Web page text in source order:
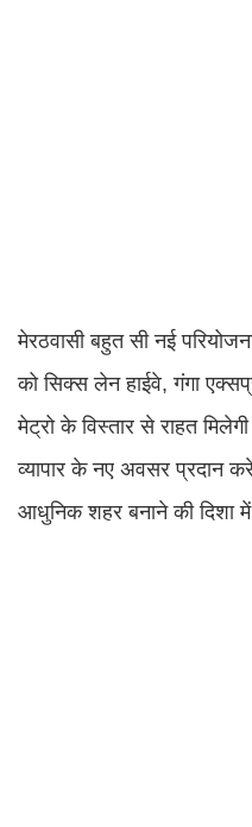
मेरठवासी बहुत सी नई
को सिक्स लेन हाईवे, गंगा
मेट्रो के विस्तार से राहत
व्यापार के नए अवसर प्रदान
आधुनिक शहर बनाने की दिशा में